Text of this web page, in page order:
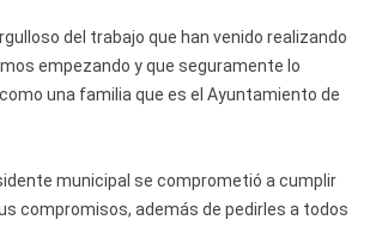
del trabajo que han venido realizando
empezando y que seguramente lo
una familia que es el Ayuntamiento de
municipal se comprometió a cumplir
compromisos, además de pedirles a todos